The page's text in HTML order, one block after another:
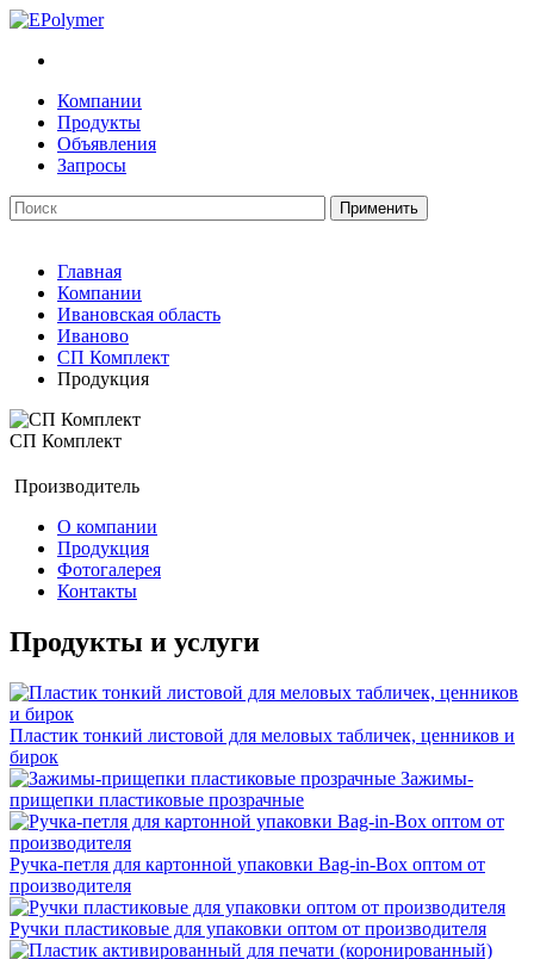
Компании
Продукты
Объявления
Запросы
Главная
Компании
Ивановская область
Иваново
СП Комплект
Продукция
СП Комплект
Производитель
О компании
Продукция
Фотогалерея
Контакты
Продукты и услуги
Пластик тонкий листовой для меловых табличек, ценников и
бирок
Зажимы-
прищепки пластиковые прозрачные
Ручка-петля для картонной упаковки Bag-in-Box оптом от
производителя
Ручки пластиковые для упаковки оптом от производителя